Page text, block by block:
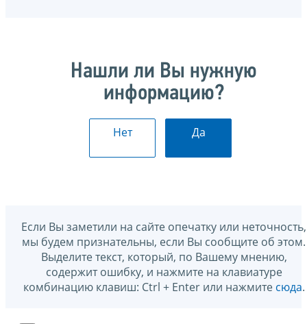
Нашли ли Вы нужную
информацию?
Нет Да
Если Вы заметили на сайте опечатку или неточность,
мы будем признательны, если Вы сообщите об этом.
Выделите текст, который, по Вашему мнению,
содержит ошибку, и нажмите на клавиатуре
комбинацию клавиш: Ctrl + Enter или нажмите сюда.